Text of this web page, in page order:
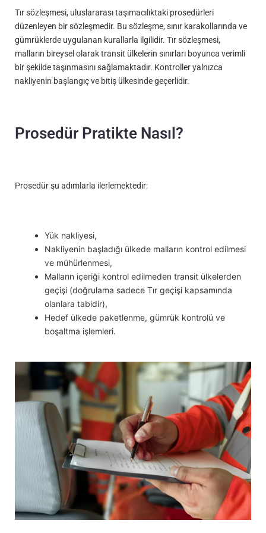
Tır sözleşmesi, uluslararası taşımacılıktaki prosedürleri
düzenleyen bir sözleşmedir. Bu sözleşme, sınır karakollarında ve
gümrüklerde uygulanan kurallarla ilgilidir. Tır sözleşmesi,
malların bireysel olarak transit ülkelerin sınırları boyunca verimli
bir şekilde taşınmasını sağlamaktadır. Kontroller yalnızca
nakliyenin başlangıç ve bitiş ülkesinde geçerlidir.
Prosedür Pratikte Nasıl?
Prosedür şu adımlarla ilerlemektedir:
Yük nakliyesi,
Nakliyenin başladığı ülkede malların kontrol edilmesi
ve mühürlenmesi,
Malların içeriği kontrol edilmeden transit ülkelerden
geçişi (doğrulama sadece Tır geçişi kapsamında
olanlara tabidir),
Hedef ülkede paketlenme, gümrük kontrolü ve
boşaltma işlemleri.